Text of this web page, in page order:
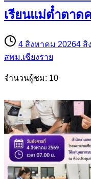
เรียนแม่ต๋ำตาด
4 สิงหาคม 20264 สิ
สพม.เชียงราย
จำนวนผู้ชม: 10